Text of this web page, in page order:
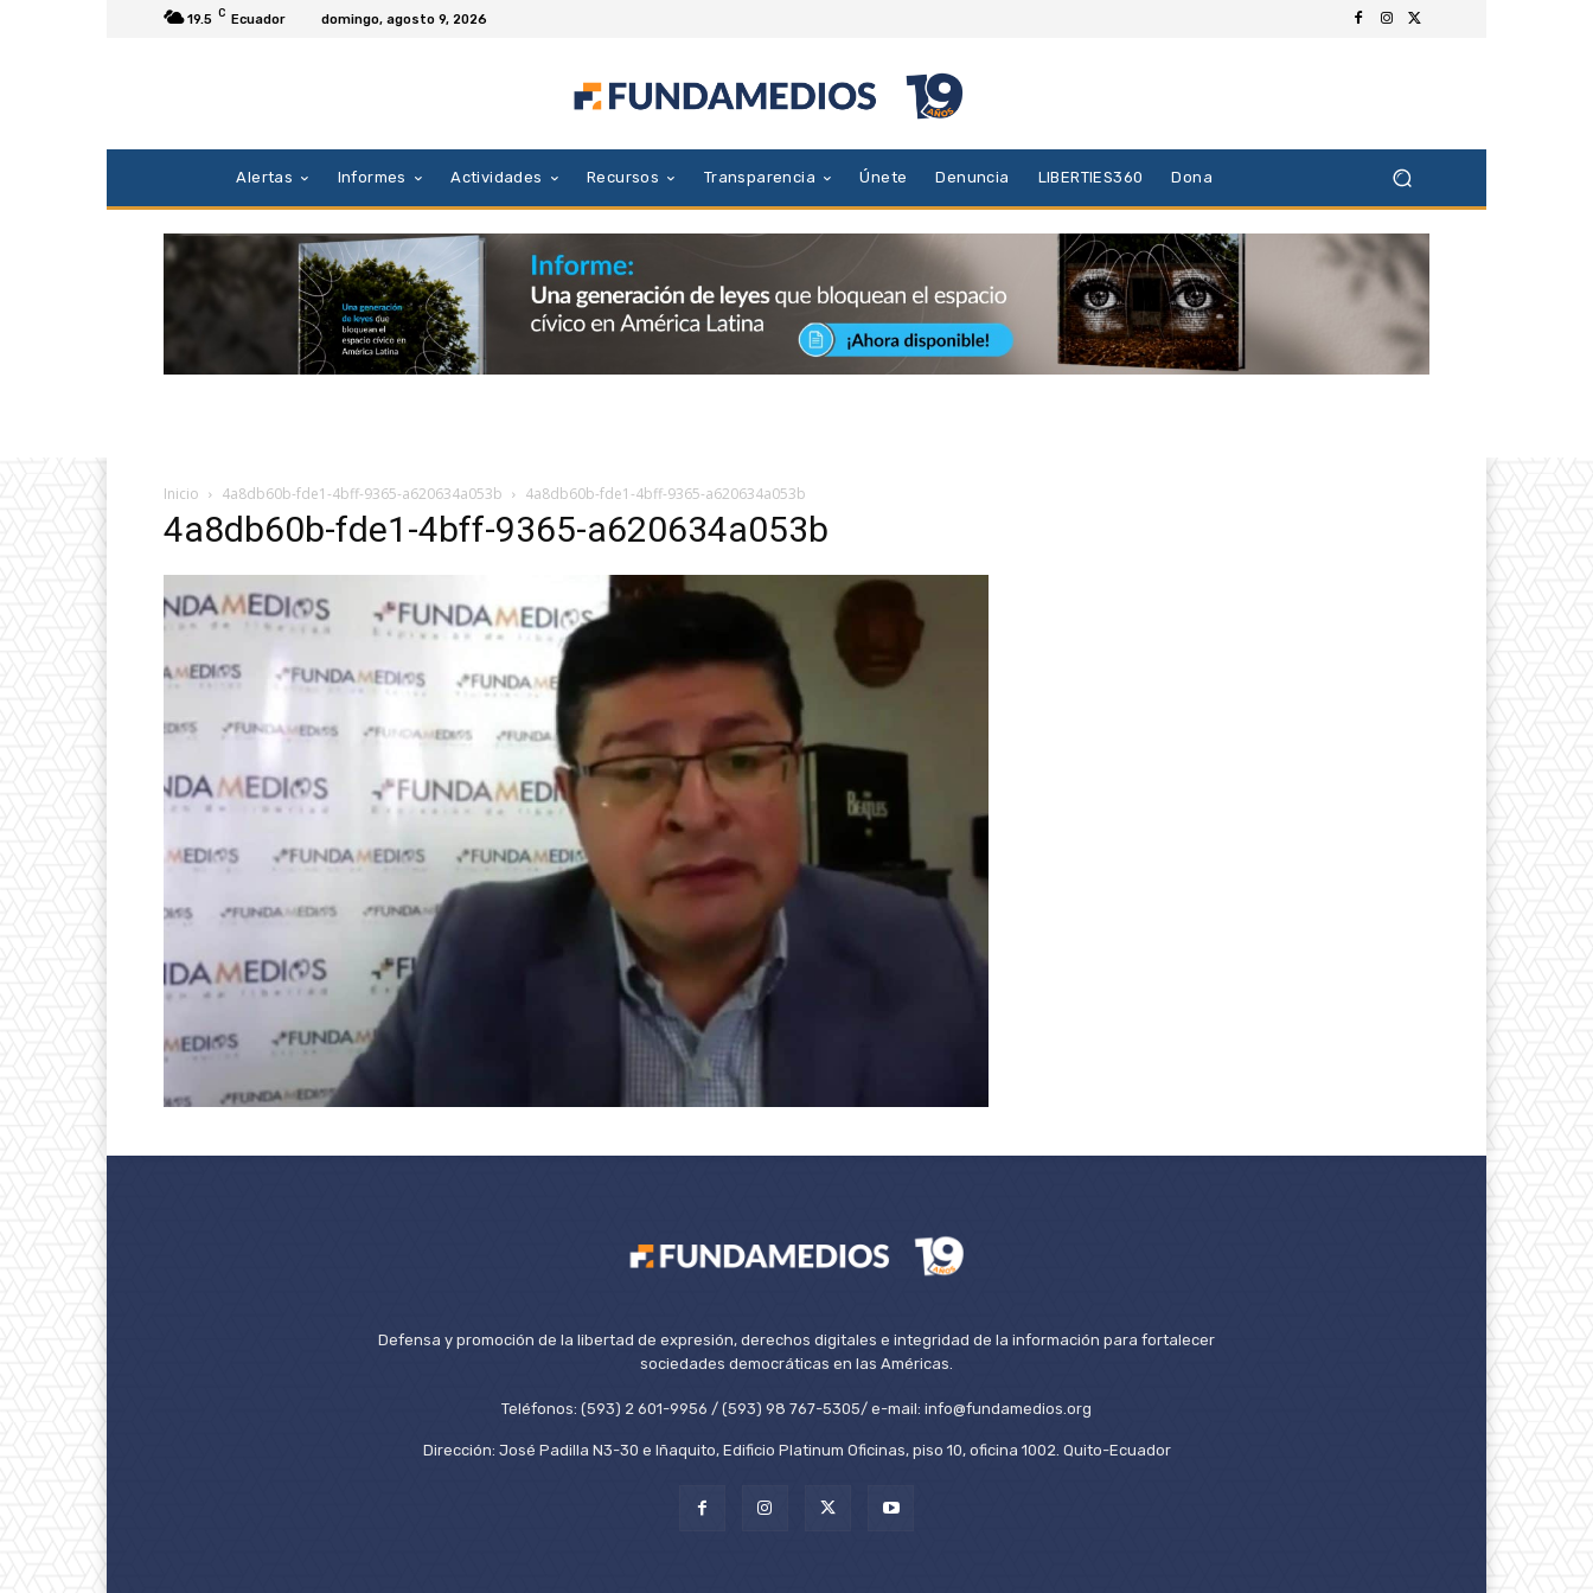
19.5 C Ecuador domingo, agosto 9, 2026
Alertas Informes Actividades Recursos Transparencia Únete Denuncia LIBERTIES360 Dona
Inicio 4a8db60b-fde1-4bff-9365-a620634a053b 4a8db60b-fde1-4bff-9365-a620634a053b
4a8db60b-fde1-4bff-9365-a620634a053b
Defensa y promoción de la libertad de expresión, derechos digitales e integridad de la información para fortalecer
sociedades democráticas en las Américas.
Teléfonos: (593) 2 601-9956 / (593) 98 767-5305/ e-mail: info@fundamedios.org
Dirección: José Padilla N3-30 e Iñaquito, Edificio Platinum Oficinas, piso 10, oficina 1002. Quito-Ecuador